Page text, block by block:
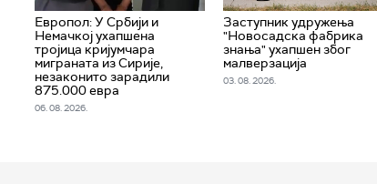
Европол: У Србији и
Немачкој ухапшена
тројица кријумчара
миграната из Сирије,
незаконито зарадили
875.000 евра
06. 08. 2026.
Заступник удружења
"Новосадска фабрика
знања" ухапшен због
малверзација
03. 08. 2026.